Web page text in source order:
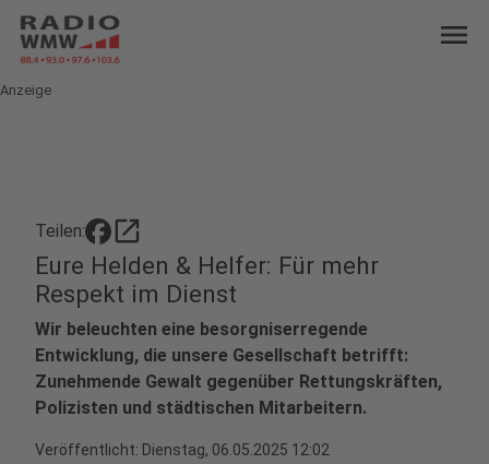
menu
Anzeige
Teilen: open_in_new
Eure Helden & Helfer: Für mehr
Respekt im Dienst
Wir beleuchten eine besorgniserregende
Entwicklung, die unsere Gesellschaft betrifft:
Zunehmende Gewalt gegenüber Rettungskräften,
Polizisten und städtischen Mitarbeitern.
Veröffentlicht: Dienstag, 06.05.2025 12:02